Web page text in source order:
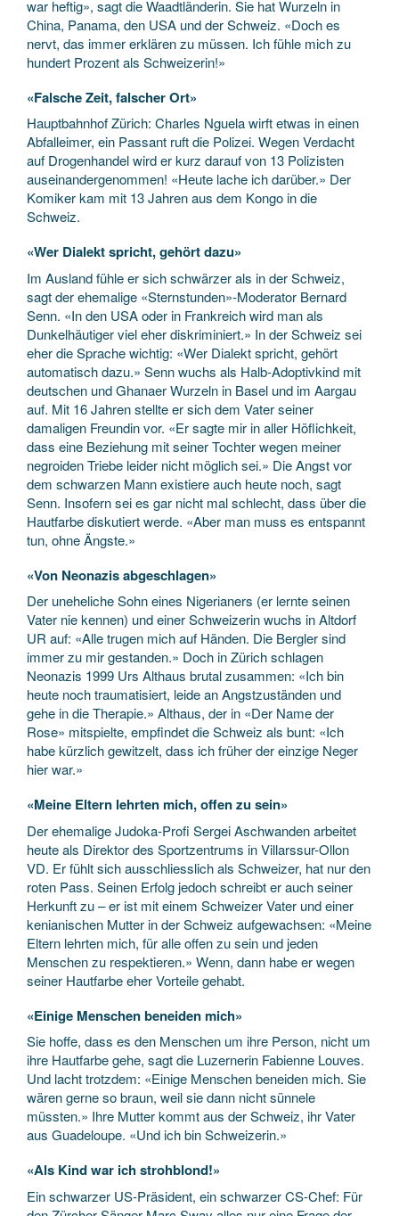
war heftig», sagt die Waadtländerin. Sie hat Wurzeln in
China, Panama, den USA und der Schweiz. «Doch es
nervt, das immer erklären zu müssen. Ich fühle mich zu
hundert Prozent als Schweizerin!»
«Falsche Zeit, falscher Ort»
Hauptbahnhof Zürich: Charles Nguela wirft etwas in einen
Abfalleimer, ein Passant ruft die Polizei. Wegen Verdacht
auf Drogenhandel wird er kurz darauf von 13 Polizisten
auseinandergenommen! «Heute lache ich darüber.» Der
Komiker kam mit 13 Jahren aus dem Kongo in die
Schweiz.
«Wer Dialekt spricht, gehört dazu»
Im Ausland fühle er sich schwärzer als in der Schweiz,
sagt der ehemalige «Sternstunden»-Moderator Bernard
Senn. «In den USA oder in Frankreich wird man als
Dunkelhäutiger viel eher diskriminiert.» In der Schweiz sei
eher die Sprache wichtig: «Wer Dialekt spricht, gehört
automatisch dazu.» Senn wuchs als Halb-Adoptivkind mit
deutschen und Ghanaer Wurzeln in Basel und im Aargau
auf. Mit 16 Jahren stellte er sich dem Vater seiner
damaligen Freundin vor. «Er sagte mir in aller Höflichkeit,
dass eine Beziehung mit seiner Tochter wegen meiner
negroiden Triebe leider nicht möglich sei.» Die Angst vor
dem schwarzen Mann existiere auch heute noch, sagt
Senn. Insofern sei es gar nicht mal schlecht, dass über die
Hautfarbe diskutiert werde. «Aber man muss es entspannt
tun, ohne Ängste.»
«Von Neonazis abgeschlagen»
Der uneheliche Sohn eines Nigerianers (er lernte seinen
Vater nie kennen) und einer Schweizerin wuchs in Altdorf
UR auf: «Alle trugen mich auf Händen. Die Bergler sind
immer zu mir gestanden.» Doch in Zürich schlagen
Neonazis 1999 Urs Althaus brutal zusammen: «Ich bin
heute noch traumatisiert, leide an Angstzuständen und
gehe in die Therapie.» Althaus, der in «Der Name der
Rose» mitspielte, empfindet die Schweiz als bunt: «Ich
habe kürzlich gewitzelt, dass ich früher der einzige Neger
hier war.»
«Meine Eltern lehrten mich, offen zu sein»
Der ehemalige Judoka-Profi Sergei Aschwanden arbeitet
heute als Direktor des Sportzentrums in Villarssur-Ollon
VD. Er fühlt sich ausschliesslich als Schweizer, hat nur den
roten Pass. Seinen Erfolg jedoch schreibt er auch seiner
Herkunft zu – er ist mit einem Schweizer Vater und einer
kenianischen Mutter in der Schweiz aufgewachsen: «Meine
Eltern lehrten mich, für alle offen zu sein und jeden
Menschen zu respektieren.» Wenn, dann habe er wegen
seiner Hautfarbe eher Vorteile gehabt.
«Einige Menschen beneiden mich»
Sie hoffe, dass es den Menschen um ihre Person, nicht um
ihre Hautfarbe gehe, sagt die Luzernerin Fabienne Louves.
Und lacht trotzdem: «Einige Menschen beneiden mich. Sie
wären gerne so braun, weil sie dann nicht sünnele
müssten.» Ihre Mutter kommt aus der Schweiz, ihr Vater
aus Guadeloupe. «Und ich bin Schweizerin.»
«Als Kind war ich strohblond!»
Ein schwarzer US-Präsident, ein schwarzer CS-Chef: Für